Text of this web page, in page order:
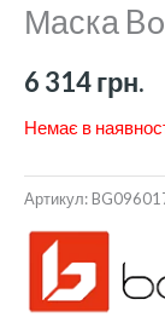
Маска
6 314грн.
Немає в
Артикул: